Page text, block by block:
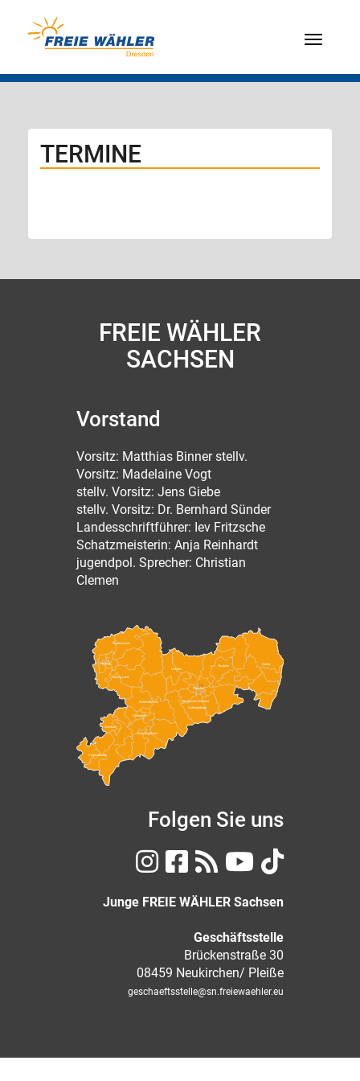
Menü
TERMINE
FREIE WÄHLER
SACHSEN
Vorstand
Vorsitz: Matthias Binner stellv.
Vorsitz: Madelaine Vogt
stellv. Vorsitz: Jens Giebe
stellv. Vorsitz: Dr. Bernhard Sünder
Landesschriftführer: Iev Fritzsche
Schatzmeisterin: Anja Reinhardt
jugendpol. Sprecher: Christian
Clemen
Bautzen Görlitz
Leipzig
Leipzig Land
Meißen
Erzgebirgskreis
Mittelsachsen
Nordsachsen
Osterzgebirge
Sächsische Schweiz-
Vogtlandkreis
Zwickau
Dresden
Chemnitz
Folgen Sie uns
Junge FREIE WÄHLER Sachsen
Geschäftsstelle
Brückenstraße 30
08459 Neukirchen/ Pleiße
geschaeftsstelle@sn.freiewaehler.eu